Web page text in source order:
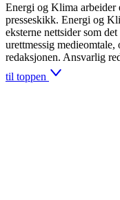
Energi og Klima arbeider
presseskikk. Energi og
eksterne nettsider som
urettmessig
redaksjonen. Ansvarlig
til toppen